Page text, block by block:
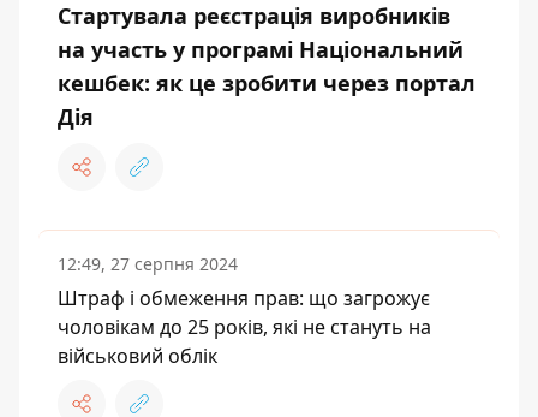
Стартувала реєстрація виробників
на участь у програмі Національний
кешбек: як це зробити через портал
Дія
12:49, 27 серпня 2024
Штраф і обмеження прав: що загрожує
чоловікам до 25 років, які не стануть на
військовий облік